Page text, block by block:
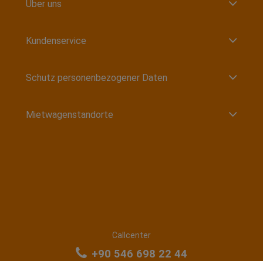
Über uns
Kundenservice
Schutz personenbezogener Daten
Mietwagenstandorte
Callcenter
+90 546 698 22 44